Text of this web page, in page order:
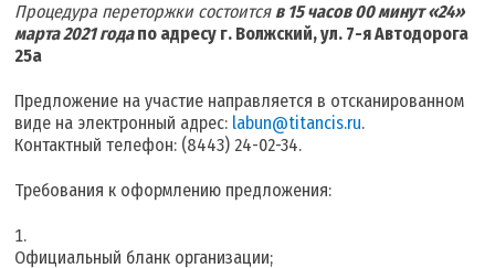
Процедура переторжки состоится в 15 часов 00 минут «24»
марта 2021 годапо адресу г. Волжский, ул. 7-я Автодорога
25а
Предложение на участие направляется в отсканированном
виде на электронный адрес: labun@titancis.ru.
Контактный телефон: (8443) 24-02-34.
Требования к оформлению предложения:
Официальный бланк организации;